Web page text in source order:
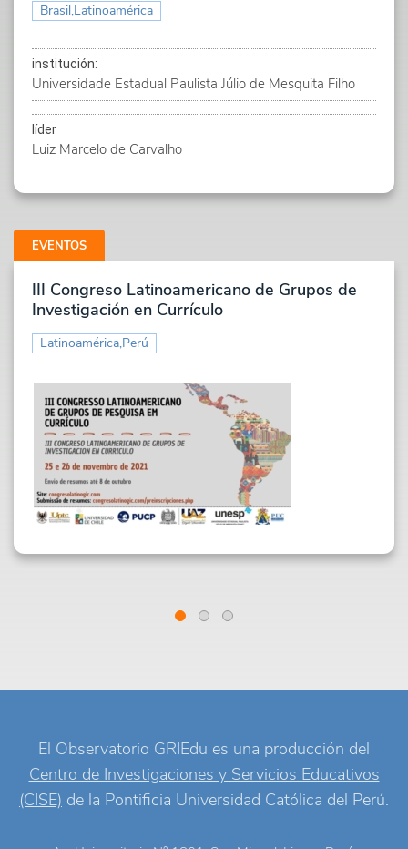
Brasil,Latinoamérica
institución:
Universidade Estadual Paulista Júlio de Mesquita Filho
líder
Luiz Marcelo de Carvalho
EVENTOS
III Congreso Latinoamericano de Grupos de
Investigación en Currículo
Latinoamérica,Perú
El Observatorio GRIEdu es una producción del
Centro de Investigaciones y Servicios Educativos
(CISE) de la Pontificia Universidad Católica del Perú.